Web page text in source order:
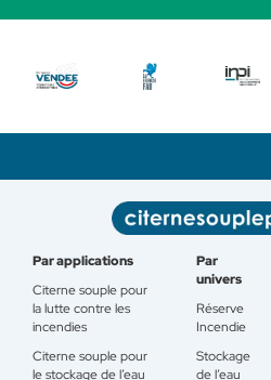
Par applications
Citerne souple pour
la lutte contre les
incendies
Citerne souple pour
le stockage de l’eau
Par
univers
Réserve
Incendie
Stockage
de l’eau